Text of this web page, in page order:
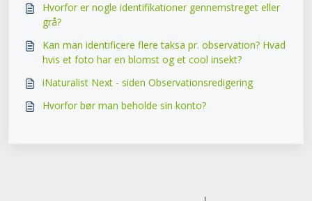
Hvorfor er nogle identifikationer gennemstreget eller
grå?
Kan man identificere flere taksa pr. observation? Hvad
hvis et foto har en blomst og et cool insekt?
iNaturalist Next - siden Observationsredigering
Hvorfor bør man beholde sin konto?